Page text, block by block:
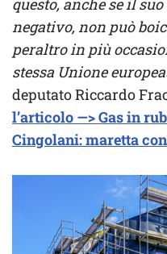
questo, anche se il
negativo, non può
peraltro in più
stessa Unione
deputato Riccardo
l’articolo —> Gas in
Cingolani: maretta